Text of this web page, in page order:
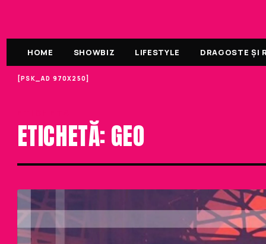
HOME SHOWBIZ LIFESTYLE DRAGOSTE ȘI
[PSK_AD 970X250]
ETICHETĂ: GEO